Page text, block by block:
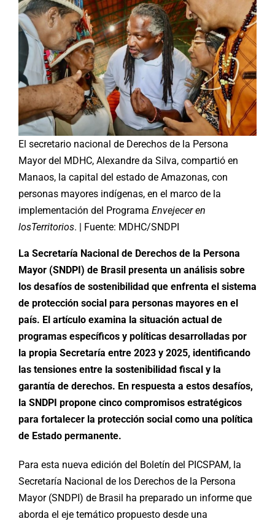
El secretario nacional de Derechos de la Persona
Mayor del MDHC, Alexandre da Silva, compartió en
Manaos, la capital del estado de Amazonas, con
personas mayores indígenas, en el marco de la
implementación del Programa Envejecer en
losTerritorios. | Fuente: MDHC/SNDPI
La Secretaría Nacional de Derechos de la Persona
Mayor (SNDPI) de Brasil presenta un análisis sobre
los desafíos de sostenibilidad que enfrenta el sistema
de protección social para personas mayores en el
país. El artículo examina la situación actual de
programas específicos y políticas desarrolladas por
la propia Secretaría entre 2023 y 2025, identificando
las tensiones entre la sostenibilidad fiscal y la
garantía de derechos. En respuesta a estos desafíos,
la SNDPI propone cinco compromisos estratégicos
para fortalecer la protección social como una política
de Estado permanente.
Para esta nueva edición del Boletín del PICSPAM, la
Secretaría Nacional de los Derechos de la Persona
Mayor (SNDPI) de Brasil ha preparado un informe que
aborda el eje temático propuesto desde una